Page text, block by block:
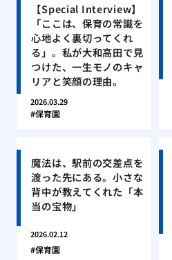
【Special Interview】
「ここは、保育の常識を
心地よく裏切ってくれ
る」。私が大和高田で見
つけた、一生モノのキャ
リアと笑顔の理由。
2026.03.29
保育園
魔法は、駅前の交差点を
渡った先にある。小さな
背中が教えてくれた「本
当の宝物」
2026.02.12
保育園